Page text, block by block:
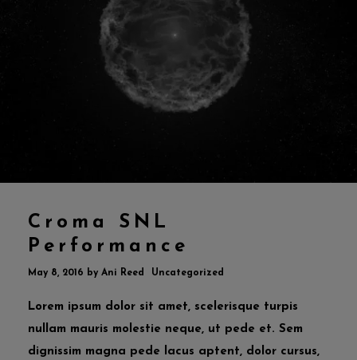
Croma SNL
Performance
May 8, 2016 by Ani Reed Uncategorized
Lorem ipsum dolor sit amet, scelerisque turpis
nullam mauris molestie neque, ut pede et. Sem
dignissim magna pede lacus aptent, dolor cursus,